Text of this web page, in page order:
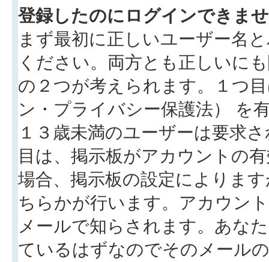
登録したのにログインできま
まず最初に正しいユーザー名
ください。両方とも正しいに
の２つが考えられます。１つ
ン・プライバシー保護法） を
１３歳未満のユーザーは要求
目は、掲示板がアカウントの
場合、掲示板の設定によりま
ちらかが行います。アカウン
メールで知らされます。あな
ているはずなのでそのメール